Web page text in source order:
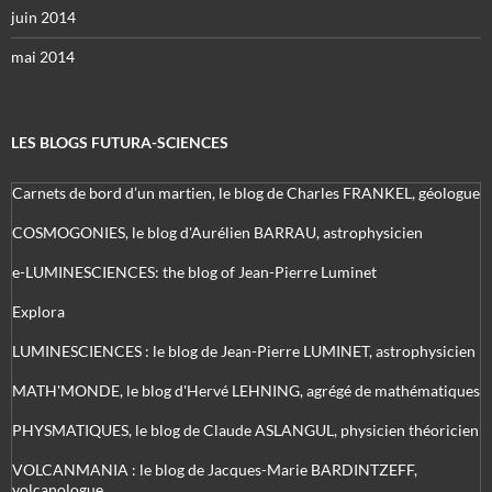
juin 2014
mai 2014
LES BLOGS FUTURA-SCIENCES
Carnets de bord d’un martien, le blog de Charles FRANKEL, géologue
COSMOGONIES, le blog d'Aurélien BARRAU, astrophysicien
e-LUMINESCIENCES: the blog of Jean-Pierre Luminet
Explora
LUMINESCIENCES : le blog de Jean-Pierre LUMINET, astrophysicien
MATH'MONDE, le blog d'Hervé LEHNING, agrégé de mathématiques
PHYSMATIQUES, le blog de Claude ASLANGUL, physicien théoricien
VOLCANMANIA : le blog de Jacques-Marie BARDINTZEFF,